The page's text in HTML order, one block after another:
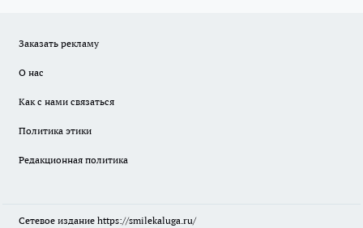
Заказать рекламу
О нас
Как с нами связаться
Политика этики
Редакционная политика
Сетевое издание https://smilekaluga.ru/